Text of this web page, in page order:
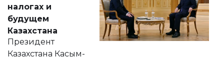
налогах и
будущем
Казахстана
Президент
Казахстана Касым-